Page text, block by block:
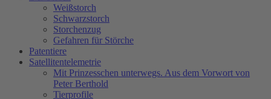
Weißstorch
Schwarzstorch
Storchenzug
Gefahren für Störche
Patentiere
Satellitentelemetrie
Mit Prinzesschen unterwegs. Aus dem Vorwort von
Peter Berthold
Tierprofile